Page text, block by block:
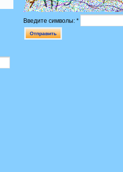
Введите символы: *